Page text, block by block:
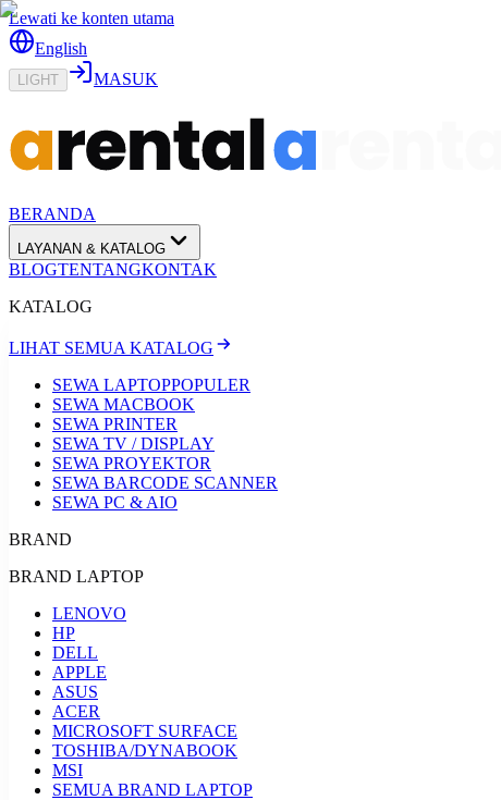
Lewati ke konten utama
English
LIGHT MASUK
BERANDA
LAYANAN & KATALOG
BLOGTENTANGKONTAK
KATALOG
LIHAT SEMUA KATALOG
SEWA LAPTOPPOPULER
SEWA MACBOOK
SEWA PRINTER
SEWA TV / DISPLAY
SEWA PROYEKTOR
SEWA BARCODE SCANNER
SEWA PC & AIO
BRAND
BRAND LAPTOP
LENOVO
HP
DELL
APPLE
ASUS
ACER
MICROSOFT SURFACE
TOSHIBA/DYNABOOK
MSI
SEMUA BRAND LAPTOP